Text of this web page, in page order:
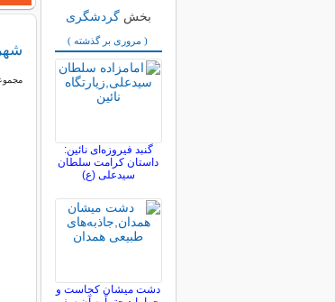
بخش گردشگری
( مروری بر گذشته )
گنبد فیروزه‌ای نائین:
داستان کرامت سلطان
سیدعلی (ع)
دشت میشان کجاست و